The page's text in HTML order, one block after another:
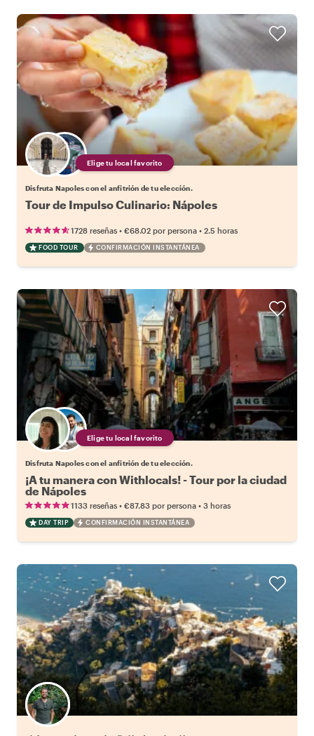
Elige tu local favorito
Disfruta Napoles con el anfitrión de tu elección.
Tour de Impulso Culinario: Nápoles
1728 reseñas • €68.02 por persona • 2.5 horas
FOOD TOUR CONFIRMACIÓN INSTANTÁNEA
Elige tu local favorito
Disfruta Napoles con el anfitrión de tu elección.
¡A tu manera con Withlocals! - Tour por la ciudad
de Nápoles
1133 reseñas • €87.83 por persona • 3 horas
DAY TRIP CONFIRMACIÓN INSTANTÁNEA
Elige tu local favorito